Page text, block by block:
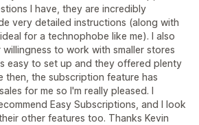
I have, they are incredibly
very detailed instructions (along with
for a technophobe like me). I also
to work with smaller stores
easy to set up and they offered plenty
then, the subscription feature has
for me so I'm really pleased. I
Easy Subscriptions, and I look
other features too. Thanks Kevin